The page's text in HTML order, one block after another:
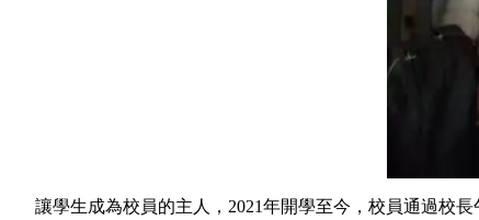
讓學生成為校員的主人，2021年開學至今，校員通過